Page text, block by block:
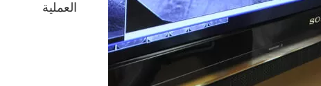
العملية